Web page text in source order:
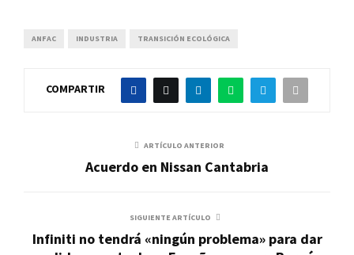
ANFAC INDUSTRIA TRANSICIÓN ECOLÓGICA
COMPARTIR
ARTÍCULO ANTERIOR
Acuerdo en Nissan Cantabria
SIGUIENTE ARTÍCULO
Infiniti no tendrá «ningún problema» para dar